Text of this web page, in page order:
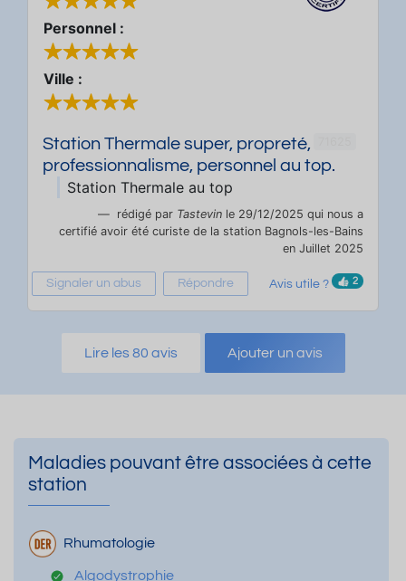
Personnel :
Ville :
Station Thermale super, propreté,
professionnalisme, personnel au top.
Station Thermale au top
rédigé par Tastevin le 29/12/2025 qui nous a
certifié avoir été curiste de la station Bagnols-les-Bains
en Juillet 2025
Signaler un abus Répondre Avis utile ? 2
Lire les 80 avis Ajouter un avis
Maladies pouvant être associées à cette
station
Rhumatologie
Algodystrophie